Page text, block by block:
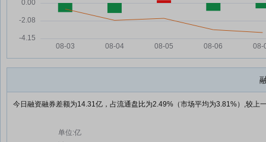
今日融资融券差额为14.31亿，占流通盘比为2.49%（市场平均为3.81%）,较上